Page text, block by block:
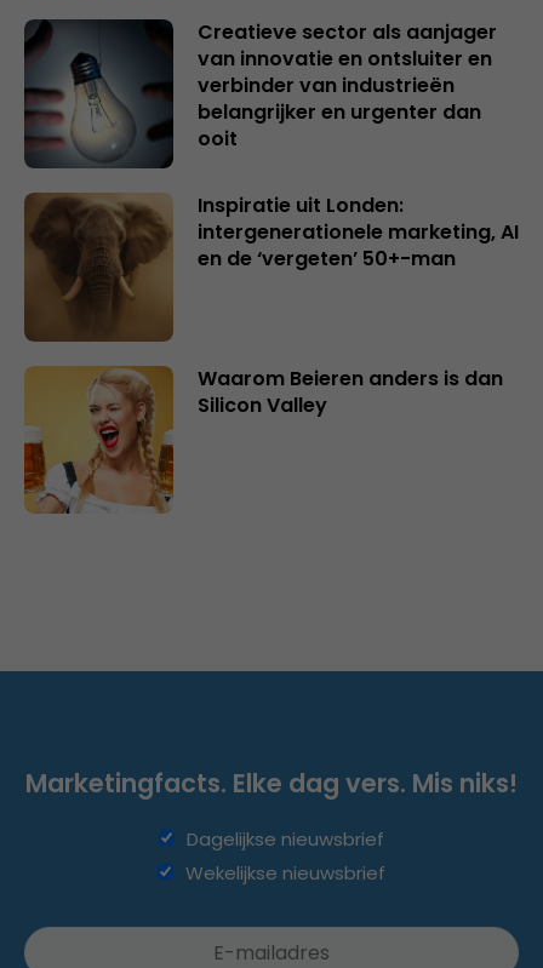
Creatieve sector als aanjager
van innovatie en ontsluiter en
verbinder van industrieën
belangrijker en urgenter dan
ooit
Inspiratie uit Londen:
intergenerationele marketing, AI
en de ‘vergeten’ 50+-man
Waarom Beieren anders is dan
Silicon Valley
Marketingfacts. Elke dag vers. Mis niks!
Dagelijkse nieuwsbrief
Wekelijkse nieuwsbrief